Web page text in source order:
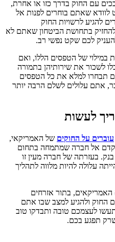
עם החוק בדרך כזו או אחרת,
שאתם בוחרים לפנות אל
להגיע לרשויות החוק
בתחושת הביטחון שאתם לא
לכם שקט נפשי רב.
במילוי של הטפסים הללו, ואם
לשכור את שירותיהן בתמורה
תבחרו למלא את כל הטפסים
אתם עלולים לשלם הרבה יותר
לעשות
עוברים על החוקים של האמריקאי,
אל חברה שמתמחה בתחום
בעזרתה של חברה מעין זו
עלולה להיות מלווה לתהליך
האמריקאים, בתור אזרחים
החוק ולהגיע למצב שבו אתם
לעצמכם טובה ותבדקו טוב
תפגע בכם.